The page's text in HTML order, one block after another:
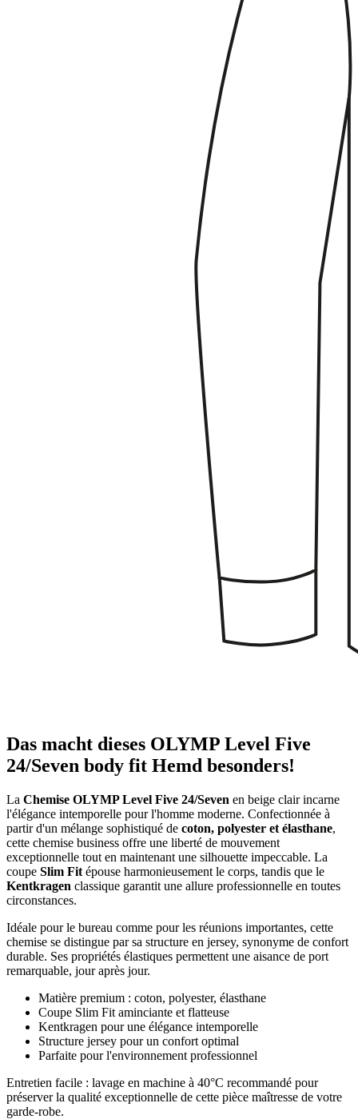
Das macht dieses OLYMP Level Five
24/Seven body fit Hemd besonders!
La Chemise OLYMP Level Five 24/Seven en beige clair incarne
l'élégance intemporelle pour l'homme moderne. Confectionnée à
partir d'un mélange sophistiqué de coton, polyester et élasthane,
cette chemise business offre une liberté de mouvement
exceptionnelle tout en maintenant une silhouette impeccable. La
coupe Slim Fit épouse harmonieusement le corps, tandis que le
Kentkragen classique garantit une allure professionnelle en toutes
circonstances.
Idéale pour le bureau comme pour les réunions importantes, cette
chemise se distingue par sa structure en jersey, synonyme de confort
durable. Ses propriétés élastiques permettent une aisance de port
remarquable, jour après jour.
Matière premium : coton, polyester, élasthane
Coupe Slim Fit aminciante et flatteuse
Kentkragen pour une élégance intemporelle
Structure jersey pour un confort optimal
Parfaite pour l'environnement professionnel
Entretien facile : lavage en machine à 40°C recommandé pour
préserver la qualité exceptionnelle de cette pièce maîtresse de votre
garde-robe.